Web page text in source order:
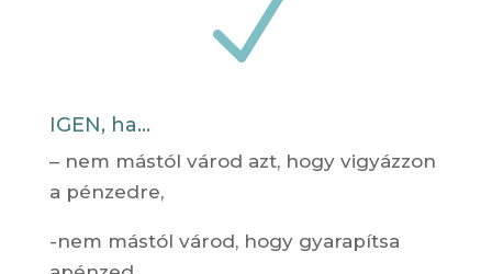
N
IGEN, ha...
– nem mástól várod azt, hogy vigyázzon
a pénzedre,
-nem mástól várod, hogy gyarapítsa